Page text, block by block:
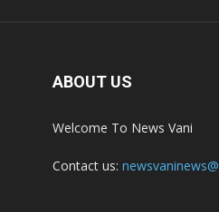
ABOUT US
Welcome To News Vani
Contact us: